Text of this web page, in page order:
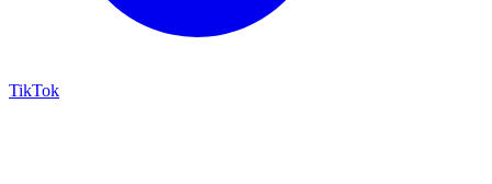
TikTok